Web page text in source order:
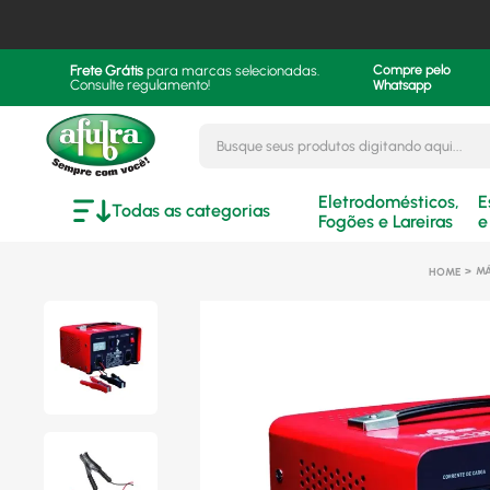
Frete Grátis para marcas selecionadas.
Consulte regulamento!
Compre pelo
Whatsapp
Todas as categorias
Eletrodomésticos,
Fogões e Lareiras